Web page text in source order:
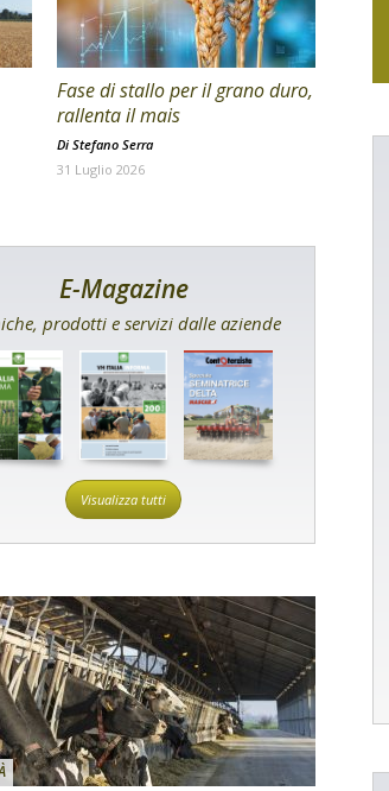
Fase di stallo per il grano duro,
rallenta il mais
Di Stefano Serra
31 Luglio 2026
E-Magazine
prodotti e servizi dalle aziende
Visualizza tutti